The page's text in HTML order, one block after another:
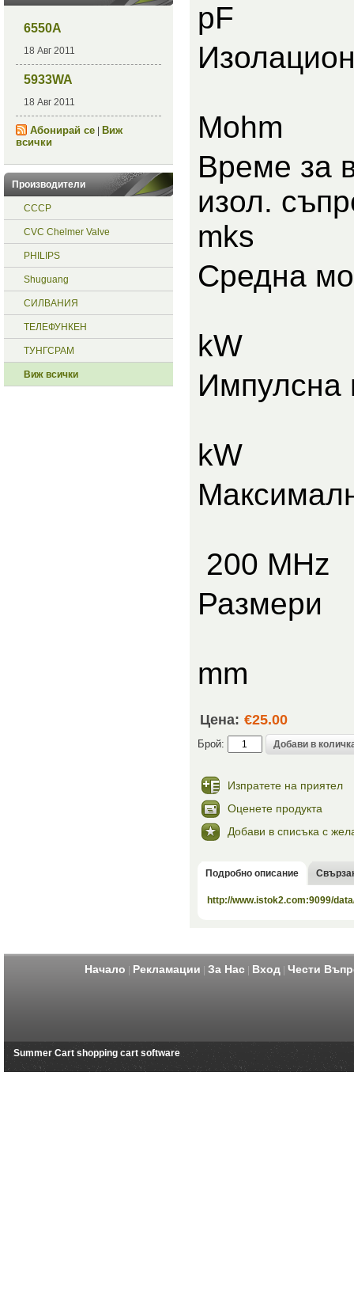
6550A
18 Авг 2011
5933WA
18 Авг 2011
Абонирай се|
Виж
всички
Производители
СССР
CVC Chelmer Valve
PHILIPS
Shuguang
СИЛВАНИЯ
ТЕЛЕФУНКЕН
ТУНГСРАМ
Виж всички
pF
Mohm
Време за
изол.
mks
kW
kW
200 MHz
mm
Цена: €25.00
Брой:
Изпратете на приятел
Оценете продукта
Добави в списъка с
Подробно описание
http://www.istok2.com:9099/
Начало Рекламации За Нас| Вход| Чести
Summer Cart shopping cart software